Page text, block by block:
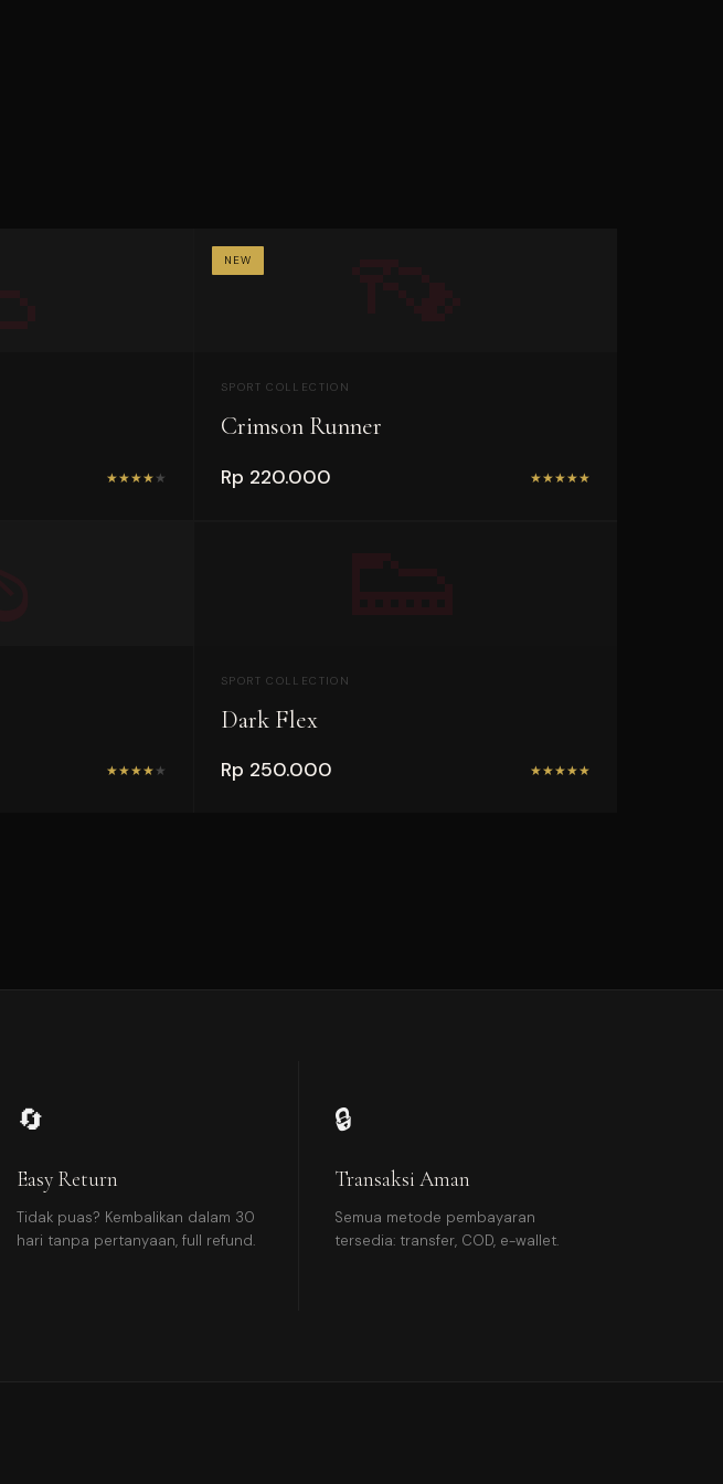
★★★★★
NEW
SPORT COLLECTION
Crimson Runner
Rp 220.000 ★★★★★
★★★★★
SPORT COLLECTION
Dark Flex
Rp 250.000 ★★★★★
🔄
Easy Return
Tidak puas? Kembalikan dalam 30
hari tanpa pertanyaan, full refund.
🔒
Transaksi Aman
Semua metode pembayaran
tersedia: transfer, COD, e-wallet.